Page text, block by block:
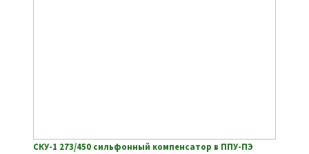
СКУ-1 273/450 сильфонный компенсатор в ППУ-ПЭ